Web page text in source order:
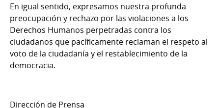
En igual sentido, expresamos nuestra profunda
preocupación y rechazo por las violaciones a los
Derechos Humanos perpetradas contra los
ciudadanos que pacíficamente reclaman el respeto al
voto de la ciudadanía y el restablecimiento de la
democracia.
Dirección de Prensa